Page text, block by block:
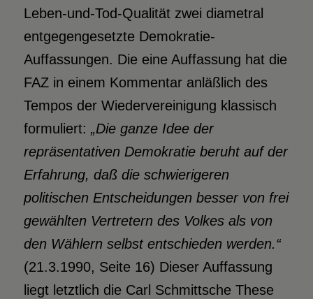
Leben-und-Tod-Qualität zwei diametral
entgegengesetzte Demokratie-
Auffassungen. Die eine Auffassung hat die
FAZ in einem Kommentar anläßlich des
Tempos der Wiedervereinigung klassisch
formuliert: „Die ganze Idee der
repräsentativen Demokratie beruht auf der
Erfahrung, daß die schwierigeren
politischen Entscheidungen besser von frei
gewählten Vertretern des Volkes als von
den Wählern selbst entschieden werden.“
(21.3.1990, Seite 16) Dieser Auffassung
liegt letztlich die Carl Schmittsche These